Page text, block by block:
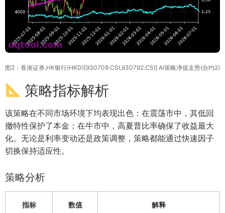
图2：香港证券,HK银行(HKD)[930709.CSI,930792.CSI] AI策略净值走势(合约2)
策略指标解析
该策略在不同市场环境下均表现出色：在震荡市中，其低回
撤特性保护了本金；在牛市中，高夏普比率确保了收益最大
化。无论是利率变动还是政策调整，策略都能通过快速因子
切换保持适应性。
策略分析
指标 数值 解释